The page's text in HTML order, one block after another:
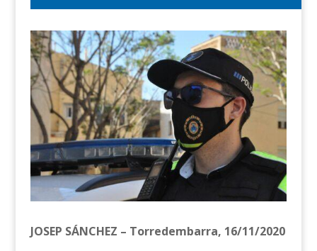
JOSEP SÁNCHEZ – Torredembarra, 16/11/2020